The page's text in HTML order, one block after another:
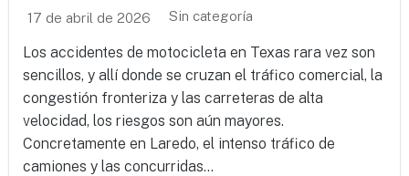
17 de abril de 2026 Sin categoría
Los accidentes de motocicleta en Texas rara vez son
sencillos, y allí donde se cruzan el tráfico comercial, la
congestión fronteriza y las carreteras de alta
velocidad, los riesgos son aún mayores.
Concretamente en Laredo, el intenso tráfico de
camiones y las concurridas...